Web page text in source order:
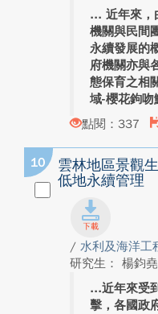
近年來，
機關與民間
永續發展的
府機關亦與
態保育之相
域-櫻花鉤
點閱：337
10
雲林地區景觀
低地永續管理
/ 水利及海洋工
研究生： 楊鈞堯
近年來受
擊，各國政